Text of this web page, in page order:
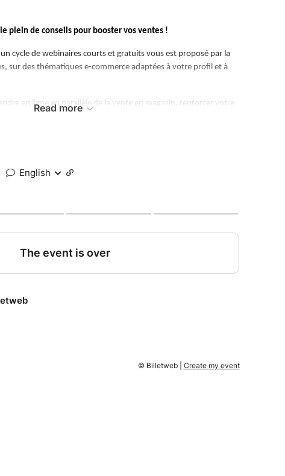
plein de conseils pour booster vos ventes !
cycle de webinaires courts et gratuits vous est proposé par la
sur des thématiques e-commerce adaptées à votre profil et à
en ligne en parallèle de la vente en magasin, renforcer votre
Nicolas Baleydier, expert en e-commerce, co-fondateur de
dates ci-dessous !
Read more
© Billetweb | Create my event